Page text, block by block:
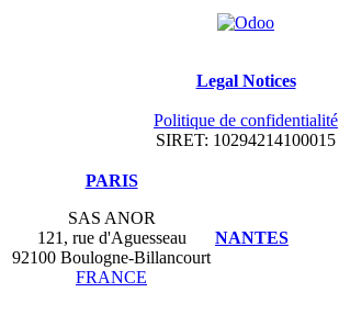
Legal Notices
Politique de confidentialité
SIRET: 10294214100015
​PARIS
SAS ANOR
121, rue d'Aguesseau
92100 Boulogne-Billancourt
FRANCE
NANTES